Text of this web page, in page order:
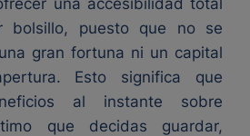
una accesibilidad total
bolsillo, puesto que no se
gran fortuna ni un capital
Esto significa que
al instante sobre
que decidas guardar,